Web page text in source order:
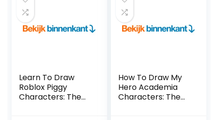
Learn To Draw
Roblox Piggy
Characters: The
How To Draw My
Hero Academia
Characters: The